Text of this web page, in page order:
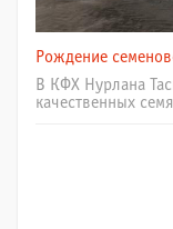
Рождение
В КФХ Нурлана
качественных